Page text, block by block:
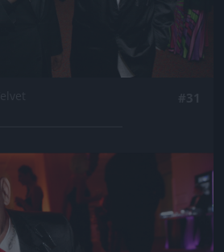
Jön még kép!